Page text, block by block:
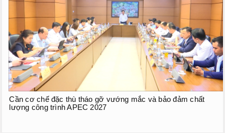
Cần cơ chế đặc thù tháo gỡ vướng mắc và bảo đảm chất
lượng công trình APEC 2027